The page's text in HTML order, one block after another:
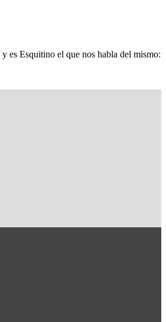
es Esquitino el que nos habla del mismo: